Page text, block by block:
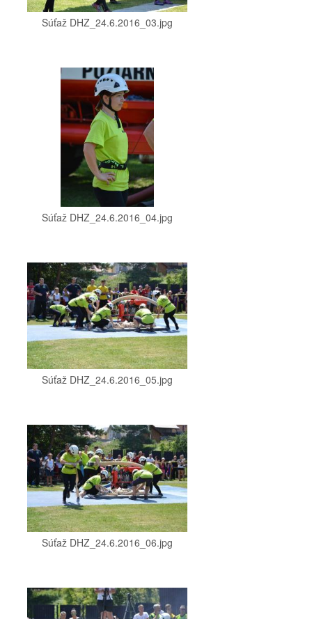
Súťaž DHZ_24.6.2016_03.jpg
Súťaž DHZ_24.6.2016_04.jpg
Súťaž DHZ_24.6.2016_05.jpg
Súťaž DHZ_24.6.2016_06.jpg